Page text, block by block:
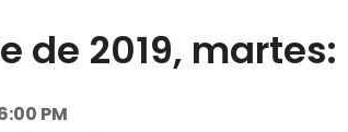
de 2019, martes:
PM